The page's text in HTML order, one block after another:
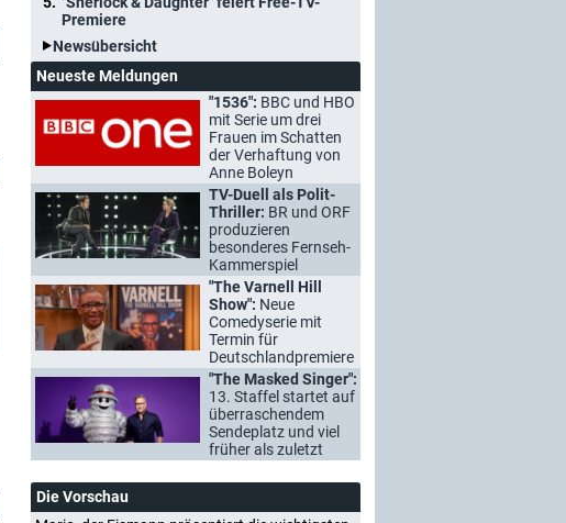
Premiere
Newsübersicht
Neueste Meldungen
"1536": BBC und HBO
mit Serie um drei
Frauen im Schatten
der Verhaftung von
Anne Boleyn
TV-Duell als Polit-
Thriller: BR und ORF
produzieren
besonderes Fernseh-
Kammerspiel
"The Varnell Hill
Show": Neue
Comedyserie mit
Termin für
Deutschlandpremiere
"The Masked Singer":
13. Staffel startet auf
überraschendem
Sendeplatz und viel
früher als zuletzt
Die Vorschau